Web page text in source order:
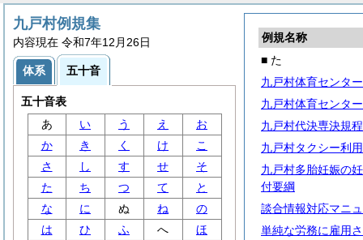
例規名称
■ た
九戸村体育センタ
九戸村体育センタ
九戸村代決専決規程
九戸村タクシー利
九戸村多胎妊娠の
付要綱
談合情報対応マニ
単純な労務に雇用
九戸村例規集
内容現在 令和7年12月26日
体系 五十音
五十音表
あ
い う え
お
か
き く け
こ
さ
し す せ
そ
た
ち つ て
と
な
に ぬ ね
の
は
ひ ふ へ
ほ